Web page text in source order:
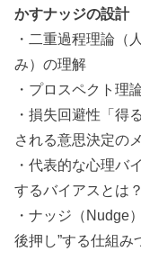
かすナッジの設計
・二重過程理論（
み）の理解
・プロスペクト理
・損失回避性「得
される意思決定の
・代表的な心理バ
するバイアスとは？
・ナッジ（Nudge
後押し”する仕組み